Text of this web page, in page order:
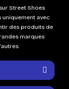
Street Shoes
uniquement avec
des produits de
marques